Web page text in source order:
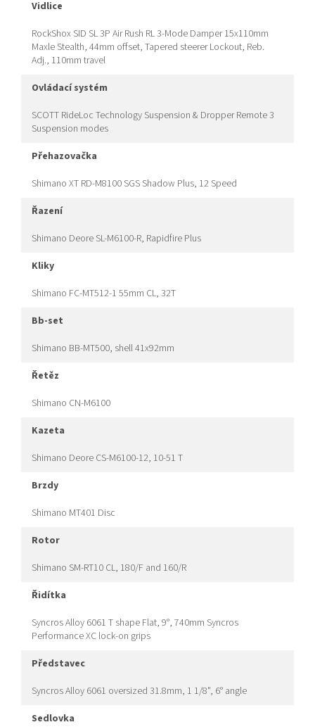
vidlice
RockShox SID SL 3P Air Rush RL 3-Mode Damper 15x110mm
Maxle Stealth, 44mm offset, Tapered steerer Lockout, Reb.
Adj., 110mm travel
ovládací systém
SCOTT RideLoc Technology Suspension & Dropper Remote 3
Suspension modes
přehazovačka
Shimano XT RD-M8100 SGS Shadow Plus, 12 Speed
řazení
Shimano Deore SL-M6100-R, Rapidfire Plus
kliky
Shimano FC-MT512-1 55mm CL, 32T
bb-set
Shimano BB-MT500, shell 41x92mm
řetěz
Shimano CN-M6100
kazeta
Shimano Deore CS-M6100-12, 10-51 T
brzdy
Shimano MT401 Disc
rotor
Shimano SM-RT10 CL, 180/F and 160/R
řidítka
Syncros Alloy 6061 T shape Flat, 9°, 740mm Syncros
Performance XC lock-on grips
představec
Syncros Alloy 6061 oversized 31.8mm, 1 1/8", 6° angle
sedlovka